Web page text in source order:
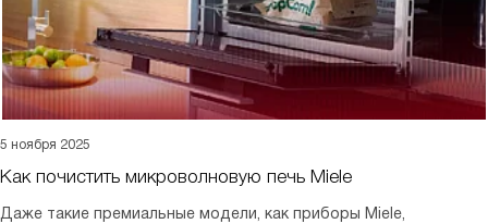
5 ноября 2025
Как почистить микроволновую печь Miele
Даже такие премиальные модели, как приборы Miele,